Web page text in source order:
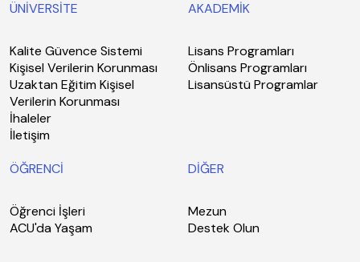
ÜNİVERSİTE
Kalite Güvence Sistemi
Kişisel Verilerin Korunması
Uzaktan Eğitim Kişisel
Verilerin Korunması
İhaleler
İletişim
AKADEMİK
Lisans Programları
Önlisans Programları
Lisansüstü Programlar
ÖĞRENCİ
Öğrenci İşleri
ACU'da Yaşam
DİĞER
Mezun
Destek Olun